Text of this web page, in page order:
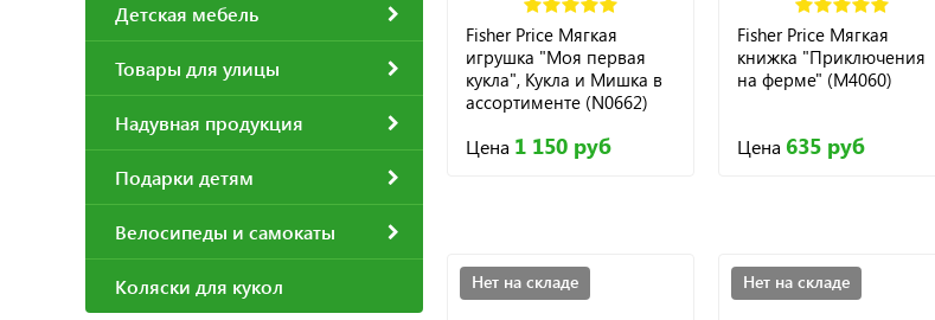
Детская мебель
Товары для улицы
Надувная продукция
Подарки детям
Велосипеды и самокаты
Коляски для кукол
Fisher Price Мягкая
игрушка "Моя первая
кукла", Кукла и Мишка в
ассортименте (N0662)
Цена 1 150 руб
Fisher Price Мягкая
книжка "Приключения
на ферме" (M4060)
Цена 635 руб
Нет на складе Нет на складе